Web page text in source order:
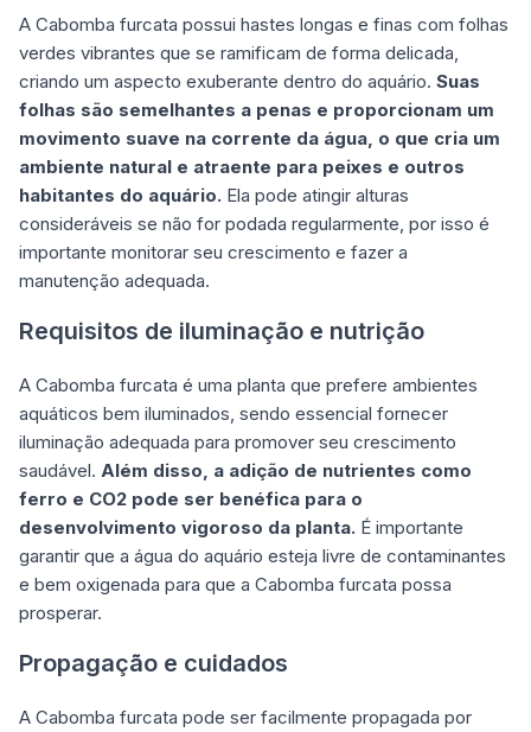
A Cabomba furcata possui hastes longas e finas com folhas
verdes vibrantes que se ramificam de forma delicada,
criando um aspecto exuberante dentro do aquário. Suas
folhas são semelhantes a penas e proporcionam um
movimento suave na corrente da água, o que cria um
ambiente natural e atraente para peixes e outros
habitantes do aquário. Ela pode atingir alturas
consideráveis se não for podada regularmente, por isso é
importante monitorar seu crescimento e fazer a
manutenção adequada.
Requisitos de iluminação e nutrição
A Cabomba furcata é uma planta que prefere ambientes
aquáticos bem iluminados, sendo essencial fornecer
iluminação adequada para promover seu crescimento
saudável. Além disso, a adição de nutrientes como
ferro e CO2 pode ser benéfica para o
desenvolvimento vigoroso da planta. É importante
garantir que a água do aquário esteja livre de contaminantes
e bem oxigenada para que a Cabomba furcata possa
prosperar.
Propagação e cuidados
A Cabomba furcata pode ser facilmente propagada por